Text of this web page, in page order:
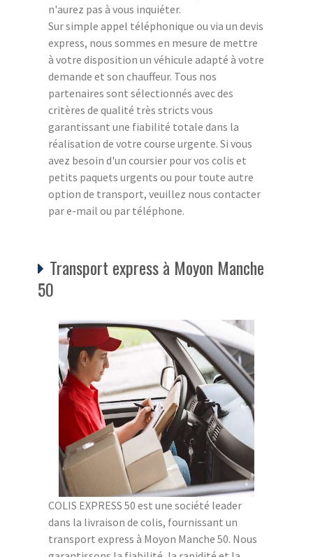
n'aurez pas à vous inquiéter.
Sur simple appel téléphonique ou via un devis
express, nous sommes en mesure de mettre
à votre disposition un véhicule adapté à votre
demande et son chauffeur. Tous nos
partenaires sont sélectionnés avec des
critères de qualité très stricts vous
garantissant une fiabilité totale dans la
réalisation de votre course urgente. Si vous
avez besoin d'un coursier pour vos colis et
petits paquets urgents ou pour toute autre
option de transport, veuillez nous contacter
par e-mail ou par téléphone.
Transport express à Moyon Manche
50
COLIS EXPRESS 50 est une société leader
dans la livraison de colis, fournissant un
transport express à Moyon Manche 50. Nous